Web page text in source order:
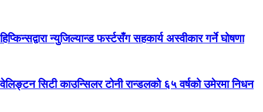
हिप्किन्सद्वारा न्युजिल्यान्ड फर्स्टसँग सहकार्य अस्वीकार गर्ने घोषणा
वेलिङ्टन सिटी काउन्सिलर टोनी रान्डलको ६५ वर्षको उमेरमा निधन